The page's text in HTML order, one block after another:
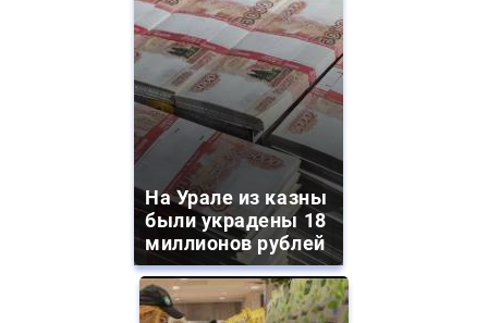
На Урале из казны
были украдены 18
миллионов рублей